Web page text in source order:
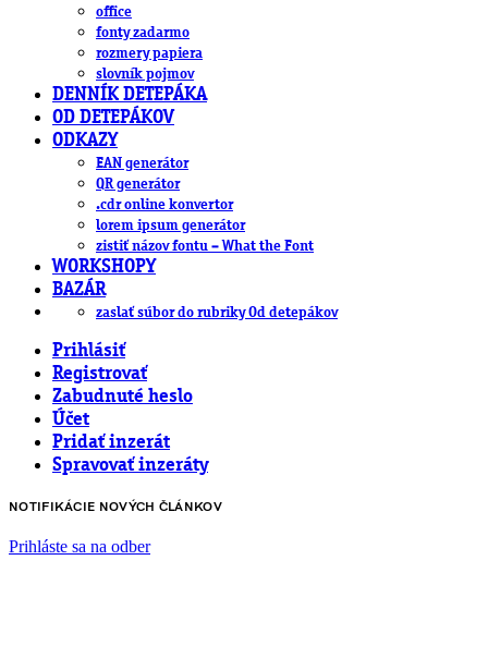
office
fonty zadarmo
rozmery papiera
slovník pojmov
DENNÍK DETEPÁKA
OD DETEPÁKOV
ODKAZY
EAN generátor
QR generátor
.cdr online konvertor
lorem ipsum generátor
zistiť názov fontu – What the Font
WORKSHOPY
BAZÁR
zaslať súbor do rubriky Od detepákov
Prihlásiť
Registrovať
Zabudnuté heslo
Účet
Pridať inzerát
Spravovať inzeráty
NOTIFIKÁCIE NOVÝCH ČLÁNKOV
Prihláste sa na odber